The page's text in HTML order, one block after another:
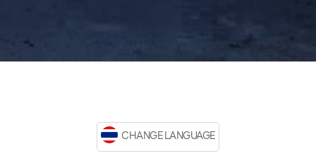
CHANGE LANGUAGE